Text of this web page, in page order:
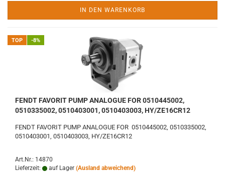
IN DEN WARENKORB
TOP -8%
FENDT FAVORIT PUMP ANALOGUE FOR 0510445002,
0510335002, 0510403001, 0510403003, HY/ZE16CR12
FENDT FAVORIT PUMP ANALOGUE FOR 0510445002, 0510335002,
0510403001, 0510403003, HY/ZE16CR12
Art.Nr.: 14870
Lieferzeit:
auf Lager (Ausland abweichend)